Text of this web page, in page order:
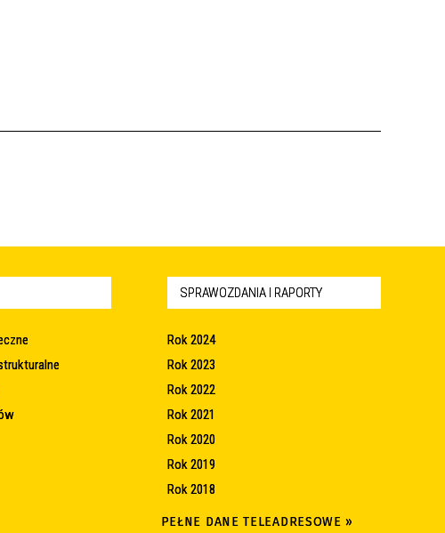
SPRAWOZDANIA I RAPORTY
Rok 2024
Rok 2023
Rok 2022
Rok 2021
Rok 2020
Rok 2019
Rok 2018
PEŁNE DANE TELEADRESOWE »